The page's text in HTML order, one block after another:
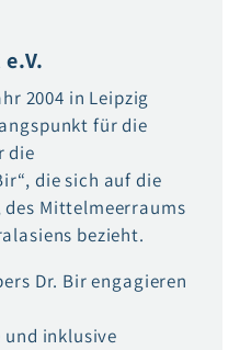
e.V.
2004 in Leipzig
für die
die
die sich auf die
des Mittelmeerraums
bezieht.
Dr. Bir engagieren
inklusive